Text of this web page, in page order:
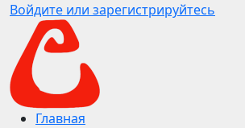
Войдите или зарегистрируйтесь
Главная